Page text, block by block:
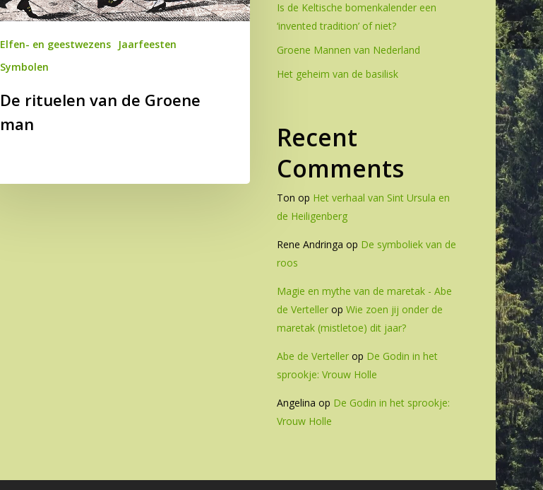
Elfen- en geestwezens
Jaarfeesten
Symbolen
De rituelen van de Groene
man
Is de Keltische bomenkalender een
‘invented tradition’ of niet?
Groene Mannen van Nederland
Het geheim van de basilisk
Recent
Comments
Ton op Het verhaal van Sint Ursula en
de Heiligenberg
Rene Andringa op De symboliek van de
roos
Magie en mythe van de maretak - Abe
de Vertellerop Wie zoen jij onder de
maretak (mistletoe) dit jaar?
Abe de Vertellerop De Godin in het
sprookje: Vrouw Holle
Angelina op De Godin in het sprookje:
Vrouw Holle